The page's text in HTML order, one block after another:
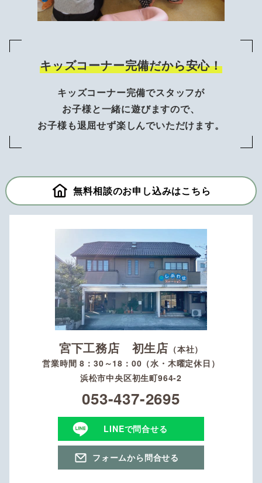
キッズコーナー完備だから安心！
キッズコーナー完備でスタッフが
お子様と一緒に遊びますので、
お子様も退屈せず楽しんでいただけます。
無料相談のお申し込みはこちら
宮下工務店 初生店 （本社）
営業時間 8：30～18：00（水・木曜定休日）
浜松市中央区初生町964-2
053-437-2695
LINEで問合せる
フォームから問合せる